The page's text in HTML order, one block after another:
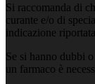
Si raccomanda di
curante e/o di
indicazione
Se si hanno dubbi
un farmaco è